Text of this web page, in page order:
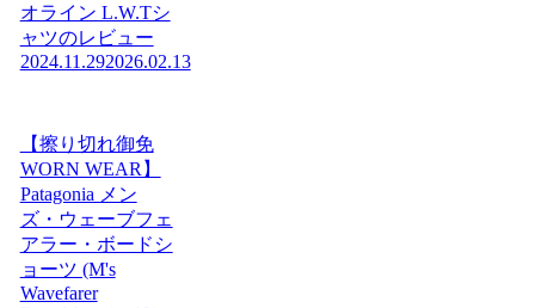
オライン L.W.Tシ
ャツのレビュー
2024.11.292026.02.13
【擦り切れ御免
WORN WEAR】
Patagonia メン
ズ・ウェーブフェ
アラー・ボードシ
ョーツ (M's
Wavefarer